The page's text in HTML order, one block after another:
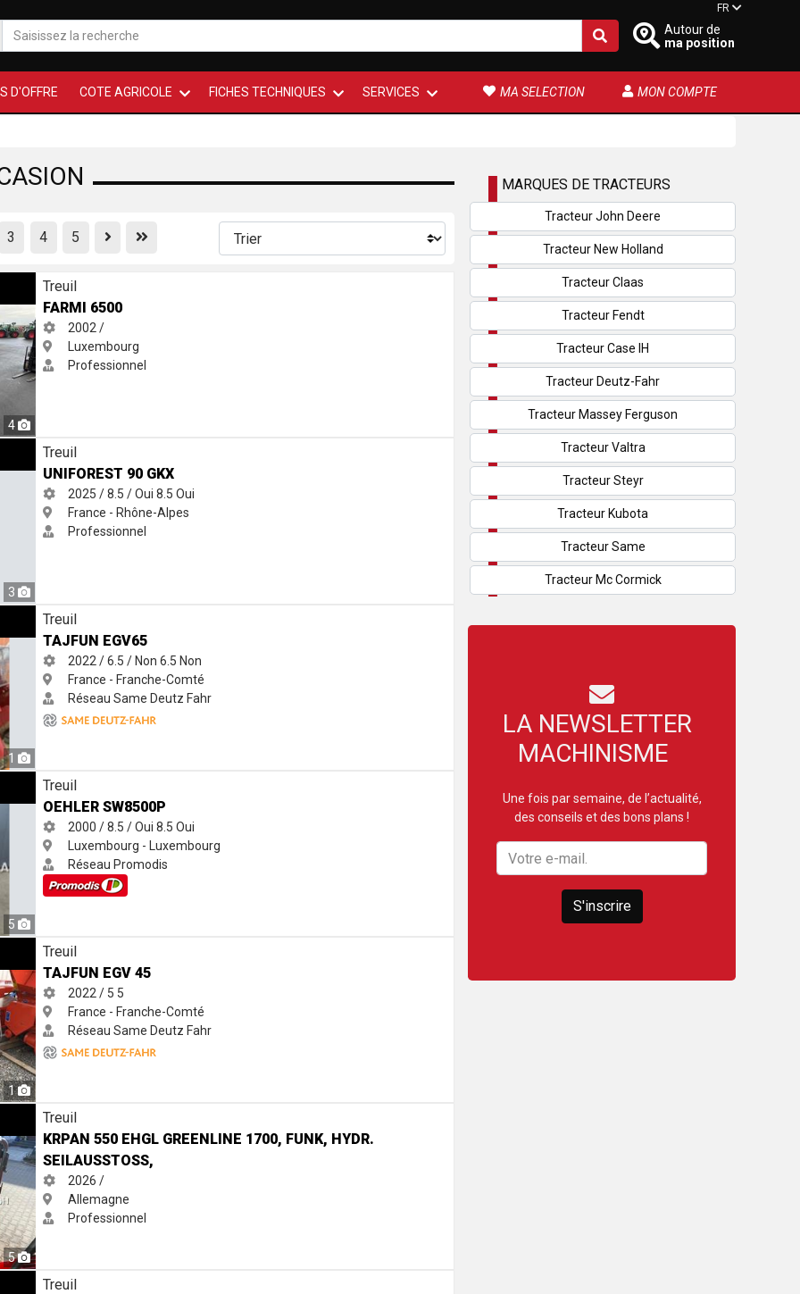
Autour de
ma position
FR
D'OFFRE COTE AGRICOLE FICHES TECHNIQUES SERVICES MA SELECTION MON COMPTE
3 4 5 PreviousFirst
4
Treuil
FARMI 6500
2002 /
Luxembourg
Professionnel
3
Treuil
UNIFOREST 90 GKX
2025 / 8.5 / Oui8.5Oui
France - Rhône-Alpes
Professionnel
1
Treuil
TAJFUN EGV65
2022 / 6.5 / Non6.5Non
France - Franche-Comté
Réseau Same Deutz Fahr
5
Treuil
OEHLER SW8500P
2000 / 8.5 / Oui8.5Oui
Luxembourg - Luxembourg
Réseau Promodis
1
Treuil
TAJFUN EGV 45
2022 / 5 5
France - Franche-Comté
Réseau Same Deutz Fahr
5
1700, Funk, hydr. Seilausstoß,
Treuil
KRPAN 550 EHGL GREENLINE 1700, FUNK, HYDR.
SEILAUSSTOSS,
2026 /
Allemagne
Professionnel
Funk
Treuil
MARQUES DE TRACTEURS
Tracteur John Deere
Tracteur New Holland
Tracteur Claas
Tracteur Fendt
Tracteur Case IH
Tracteur Deutz-Fahr
Tracteur Massey Ferguson
Tracteur Valtra
Tracteur Steyr
Tracteur Kubota
Tracteur Same
Tracteur Mc Cormick
LA NEWSLETTER
MACHINISME
Une fois par semaine, de l’actualité,
des conseils et des bons plans !
S'inscrire